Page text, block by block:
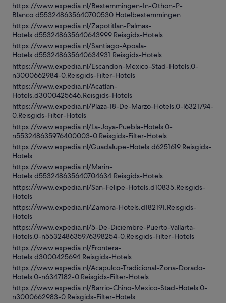
https://www.expedia.nl/Bestemmingen-In-Othon-P-
Blanco.d553248635640700530.Hotelbestemmingen
https://www.expedia.nl/Zapotitlan-Palmas-
Hotels.d553248635640643999.Reisgids-Hotels
https://www.expedia.nl/Santiago-Apoala-
Hotels.d553248635640634931.Reisgids-Hotels
https://www.expedia.nl/Escandon-Mexico-Stad-Hotels.0-
n3000662984-0.Reisgids-Filter-Hotels
https://www.expedia.nl/Acatlan-
Hotels.d3000425646.Reisgids-Hotels
https://www.expedia.nl/Plaza-18-De-Marzo-Hotels.0-l6321794-
0.Reisgids-Filter-Hotels
https://www.expedia.nl/La-Joya-Puebla-Hotels.0-
n553248635976400003-0.Reisgids-Filter-Hotels
https://www.expedia.nl/Guadalupe-Hotels.d6251619.Reisgids-
Hotels
https://www.expedia.nl/Marin-
Hotels.d553248635640704634.Reisgids-Hotels
https://www.expedia.nl/San-Felipe-Hotels.d10835.Reisgids-
Hotels
https://www.expedia.nl/Zamora-Hotels.d182191.Reisgids-
Hotels
https://www.expedia.nl/5-De-Diciembre-Puerto-Vallarta-
Hotels.0-n553248635976398254-0.Reisgids-Filter-Hotels
https://www.expedia.nl/Frontera-
Hotels.d3000425694.Reisgids-Hotels
https://www.expedia.nl/Acapulco-Tradicional-Zona-Dorado-
Hotels.0-n6347182-0.Reisgids-Filter-Hotels
https://www.expedia.nl/Barrio-Chino-Mexico-Stad-Hotels.0-
n3000662983-0.Reisgids-Filter-Hotels